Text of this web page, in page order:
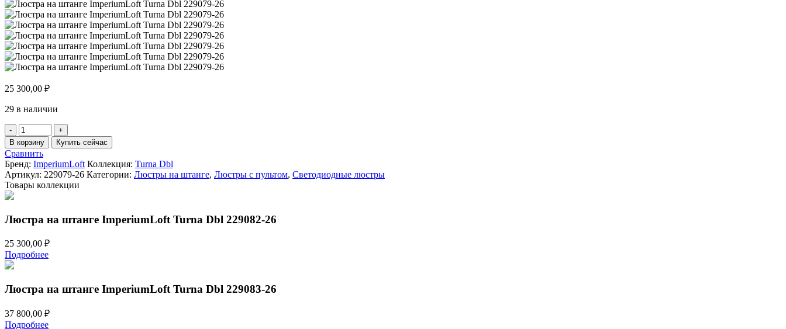
25 300,00 ₽
29 в наличии
Количество
товара
Люстра
на
штанге
ImperiumLoft
Turna
26
В корзину Купить сейчас
Сравнить
Бренд: ImperiumLoft Коллекция: Turna Dbl
Артикул: 229079-26 Категории: Люстры на штанге, Люстры с пультом, Светодиодные люстры
Товары коллекции
Люстра на штанге ImperiumLoft Turna Dbl 229082-26
25 300,00 ₽
Подробнее
Люстра на штанге ImperiumLoft Turna Dbl 229083-26
37 800,00 ₽
Подробнее